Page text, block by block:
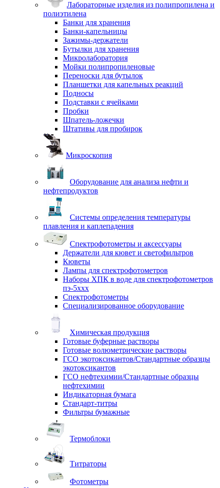
Лабораторные изделия из полипропилена и
полиэтилена
Банки для хранения
Банки-капельницы
Зажимы-держатели
Бутылки для хранения
Микролаборатория
Мойки полипропиленовые
Переноски для бутылок
Планшетки для капельных реакций
Подносы
Подставки с ячейками
Пробки
Шпатель-ложечки
Штативы для пробирок
Микроскопия
Оборудование для анализа нефти и
нефтепродуктов
Системы определения температуры
плавления и каплепадения
Спектрофотометры и аксессуары
Держатели для кювет и светофильтров
Кюветы
Лампы для спектрофотометров
Наборы ХПК в воде для спектрофотометров
пэ-5ххх
Спектрофотометры
Специализированное оборудование
Химическая продукция
Готовые буферные растворы
Готовые волюметрические растворы
ГСО экотоксикантов/Стандартные образцы
экотоксикантов
ГСО нефтехимии/Стандартные образцы
нефтехимии
Индикаторная бумага
Стандарт-титры
Фильтры бумажные
Термоблоки
Титраторы
Фотометры